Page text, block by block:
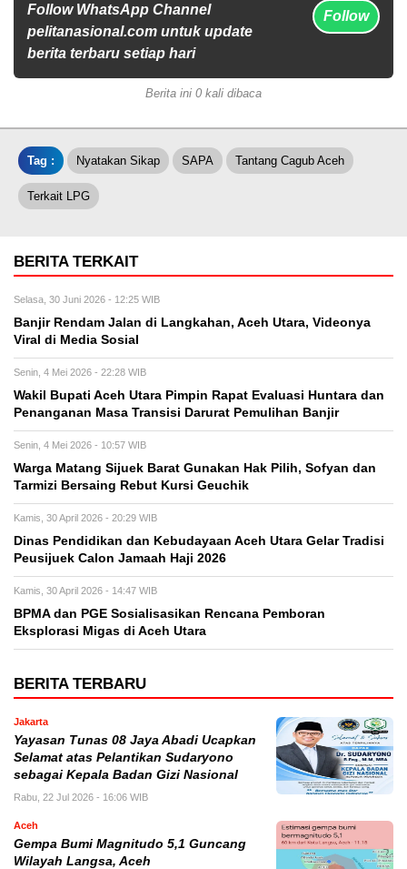
Follow WhatsApp Channel
pelitanasional.com untuk update
berita terbaru setiap hari
Follow
Berita ini 0 kali dibaca
Tag : Nyatakan Sikap SAPA Tantang Cagub Aceh
Terkait LPG
BERITA TERKAIT
Selasa, 30 Juni 2026 - 12:25 WIB
Banjir Rendam Jalan di Langkahan, Aceh Utara, Videonya
Viral di Media Sosial
Senin, 4 Mei 2026 - 22:28 WIB
Wakil Bupati Aceh Utara Pimpin Rapat Evaluasi Huntara dan
Penanganan Masa Transisi Darurat Pemulihan Banjir
Senin, 4 Mei 2026 - 10:57 WIB
Warga Matang Sijuek Barat Gunakan Hak Pilih, Sofyan dan
Tarmizi Bersaing Rebut Kursi Geuchik
Kamis, 30 April 2026 - 20:29 WIB
Dinas Pendidikan dan Kebudayaan Aceh Utara Gelar Tradisi
Peusijuek Calon Jamaah Haji 2026
Kamis, 30 April 2026 - 14:47 WIB
BPMA dan PGE Sosialisasikan Rencana Pemboran
Eksplorasi Migas di Aceh Utara
BERITA TERBARU
Jakarta
Yayasan Tunas 08 Jaya Abadi Ucapkan
Selamat atas Pelantikan Sudaryono
sebagai Kepala Badan Gizi Nasional
Rabu, 22 Jul 2026 - 16:06 WIB
Aceh
Gempa Bumi Magnitudo 5,1 Guncang
Wilayah Langsa, Aceh